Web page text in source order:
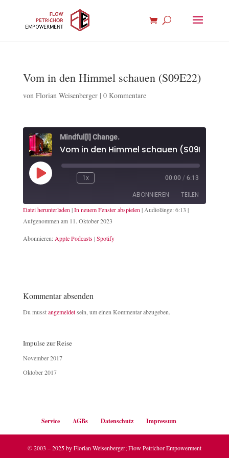
Vom in den Himmel schauen (S09E22)
von Florian Weisenberger| 0 Kommentare
Mindful[l] Change.
Vom in den Himmel schauen (S09E22)
Play
Episode
1x 00:00 / 6:13
ABONNIEREN TEILEN
Apple Podcasts
RSS FEED
TEILEN
Datei herunterladen |In neuem Fenster abspielen | Audiolänge: 6:13 |
Aufgenommen am 11. Oktober 2023
Abonnieren: Apple Podcasts|Spotify
Kommentar absenden
Du musstangemeldetsein, um einen Kommentar abzugeben.
Impulse zur Reise
November 2017
Oktober 2017
Service AGBs Datenschutz Impressum
© 2003 – 2025 by Florian Weisenberger; Flow Petrichor Empowerment